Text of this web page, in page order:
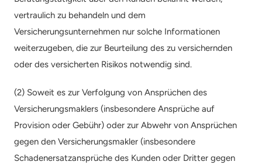
vertraulich zu behandeln und dem
Versicherungsunternehmen nur solche Informationen
weiterzugeben, die zur Beurteilung des zu versichernden
oder des versicherten Risikos notwendig sind.
(2) Soweit es zur Verfolgung von Ansprüchen des
Versicherungsmaklers (insbesondere Ansprüche auf
Provision oder Gebühr) oder zur Abwehr von Ansprüchen
gegen den Versicherungsmakler (insbesondere
Schadenersatzansprüche des Kunden oder Dritter gegen